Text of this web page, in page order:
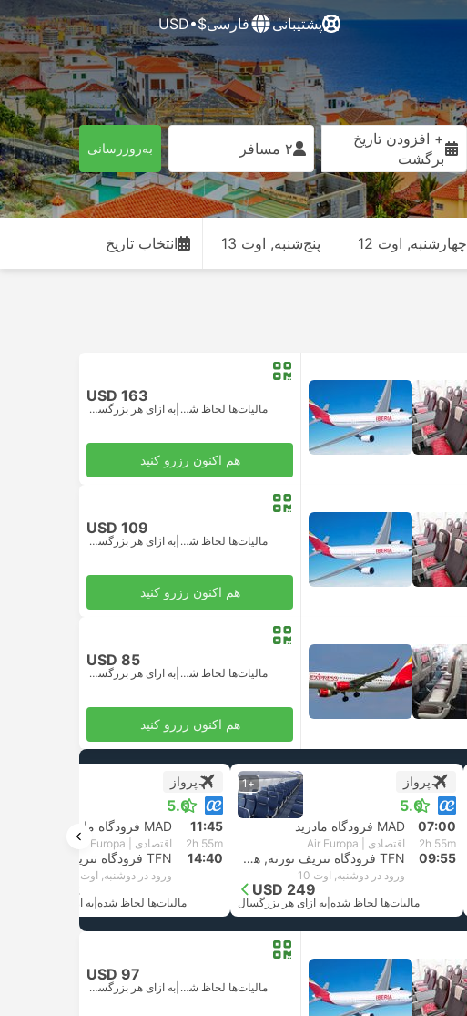
پشتیبانی فارسی$•USD
+ افزودن تاریخ
برگشت
۲ مسافر به‌روزرسانی
چهارشنبه, اوت 12 پنج‌شنبه, اوت 13 انتخاب تاریخ
USD 163
مالیات‌ها لحاظ شده | به ازای هر بزرگسال
هم اکنون رزرو کنید
USD 109
مالیات‌ها لحاظ شده | به ازای هر بزرگسال
هم اکنون رزرو کنید
USD 85
مالیات‌ها لحاظ شده | به ازای هر بزرگسال
هم اکنون رزرو کنید
پرواز
5.0
+1
07:00 MAD فرودگاه مادرید
2h 55m اقتصادی | Air Europa
09:55 TFN فرودگاه تنریف نورته, هوئلوا
ورود در دوشنبه, اوت 10
USD 249
مالیات‌ها لحاظ شده به ازای هر بزرگسال
پرواز
5.0
11:45 MAD فرودگاه مادرید
2h 55m اقتصادی | Air Europa
14:40
ورود در دوشنبه, اوت 10
USD 312
مالیات‌ها لحاظ شده به ازای هر بزرگسال
USD 97
مالیات‌ها لحاظ شده | به ازای هر بزرگسال